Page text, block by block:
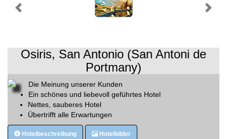
Osiris, San Antonio (San Antoni de
Portmany)
Die Meinung unserer Kunden
Ein schönes und liebevoll geführtes Hotel
Nettes, sauberes Hotel
Übertrifft alle Erwartungen
Hotelbeschreibung Hotelbilder